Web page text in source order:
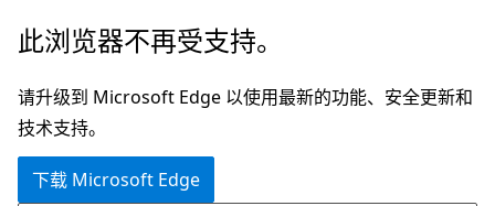
跳
主
要
内
此浏览器不再受支持。
请升级到 Microsoft Edge 以使用最新的功能、安全更新和
技术支持。
下载 Microsoft Edge